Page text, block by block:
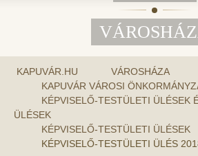
KAPUVÁR.HU
VÁROSHÁZA
KAPUVÁR VÁROSI
KÉPVISELŐ-TESTÜLETI ÜLÉSEK
ÜLÉSEK
KÉPVISELŐ-TESTÜLETI ÜLÉSEK
KÉPVISELŐ-TESTÜLETI ÜLÉS